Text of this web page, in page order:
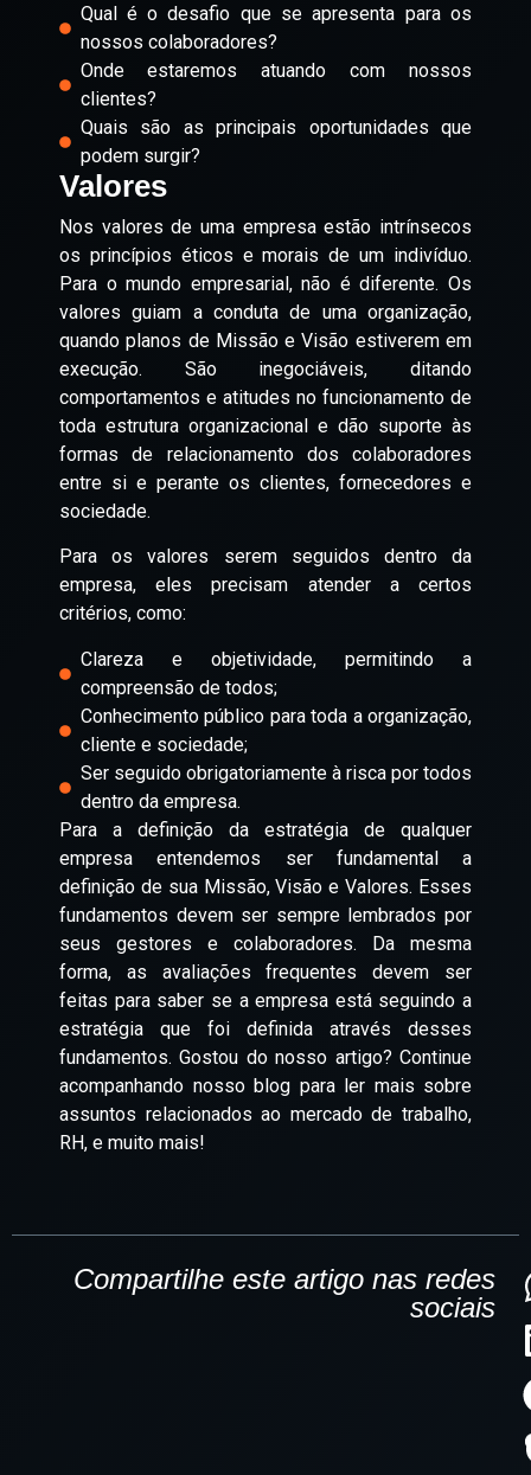
Qual é o desafio que se apresenta para os
nossos colaboradores?
Onde estaremos atuando com nossos
clientes?
Quais são as principais oportunidades que
podem surgir?
Valores
Nos valores de uma empresa estão intrínsecos
os princípios éticos e morais de um indivíduo.
Para o mundo empresarial, não é diferente. Os
valores guiam a conduta de uma organização,
quando planos de Missão e Visão estiverem em
execução. São inegociáveis, ditando
comportamentos e atitudes no funcionamento de
toda estrutura organizacional e dão suporte às
formas de relacionamento dos colaboradores
entre si e perante os clientes, fornecedores e
sociedade.
Para os valores serem seguidos dentro da
empresa, eles precisam atender a certos
critérios, como:
Clareza e objetividade, permitindo a
compreensão de todos;
Conhecimento público para toda a organização,
cliente e sociedade;
Ser seguido obrigatoriamente à risca por todos
dentro da empresa.
Para a definição da estratégia de qualquer
empresa entendemos ser fundamental a
definição de sua Missão, Visão e Valores. Esses
fundamentos devem ser sempre lembrados por
seus gestores e colaboradores. Da mesma
forma, as avaliações frequentes devem ser
feitas para saber se a empresa está seguindo a
estratégia que foi definida através desses
fundamentos. Gostou do nosso artigo? Continue
acompanhando nosso blog para ler mais sobre
assuntos relacionados ao mercado de trabalho,
RH, e muito mais!
Compartilhe este artigo nas redes
sociais